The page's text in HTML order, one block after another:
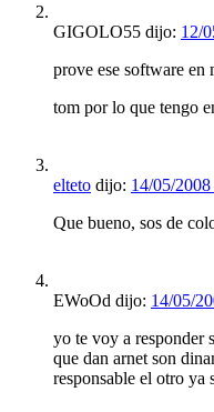
GIGOLO55 dijo: 12/
prove ese software en
tom por lo que tengo
elteto dijo: 14/05/
Que bueno, sos de
EWoOd dijo: 14/05/
yo te voy a responder
que dan arnet son
responsable el otro ya